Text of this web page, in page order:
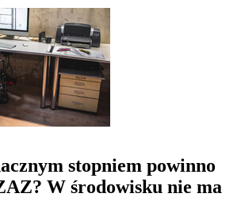
stopniem powinno
W środowisku nie ma